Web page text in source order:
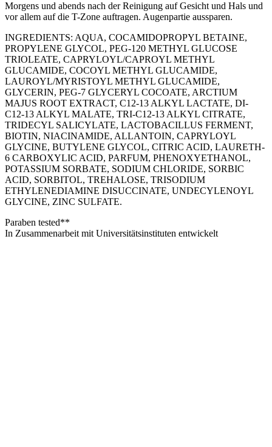
​Morgens und abends nach der Reinigung auf Gesicht und Hals und
vor allem auf die T-Zone auftragen. Augenpartie aussparen.
​INGREDIENTS: AQUA, COCAMIDOPROPYL BETAINE,
PROPYLENE GLYCOL, PEG-120 METHYL GLUCOSE
TRIOLEATE, CAPRYLOYL/CAPROYL METHYL
GLUCAMIDE, COCOYL METHYL GLUCAMIDE,
LAUROYL/MYRISTOYL METHYL GLUCAMIDE,
GLYCERIN, PEG-7 GLYCERYL COCOATE, ARCTIUM
MAJUS ROOT EXTRACT, C12-13 ALKYL LACTATE, DI-
C12-13 ALKYL MALATE, TRI-C12-13 ALKYL CITRATE,
TRIDECYL SALICYLATE, LACTOBACILLUS FERMENT,
BIOTIN, NIACINAMIDE, ALLANTOIN, CAPRYLOYL
GLYCINE, BUTYLENE GLYCOL, CITRIC ACID, LAURETH-
6 CARBOXYLIC ACID, PARFUM, PHENOXYETHANOL,
POTASSIUM SORBATE, SODIUM CHLORIDE, SORBIC
ACID, SORBITOL, TREHALOSE, TRISODIUM
ETHYLENEDIAMINE DISUCCINATE, UNDECYLENOYL
GLYCINE, ZINC SULFATE.
​Paraben tested**
In Zusammenarbeit mit Universitätsinstituten entwickelt